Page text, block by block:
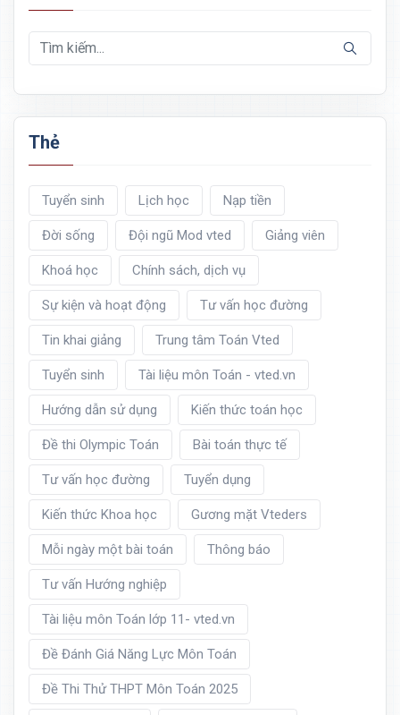
Thẻ
Tuyển sinh Lịch học Nạp tiền
Đời sống Đội ngũ Mod vted Giảng viên
Khoá học Chính sách, dịch vụ
Sự kiện và hoạt động Tư vấn học đường
Tin khai giảng Trung tâm Toán Vted
Tuyển sinh Tài liệu môn Toán - vted.vn
Hướng dẫn sử dụng Kiến thức toán học
Đề thi Olympic Toán Bài toán thực tế
Tư vấn học đường Tuyển dụng
Kiến thức Khoa học Gương mặt Vteders
Mỗi ngày một bài toán Thông báo
Tư vấn Hướng nghiệp
Tài liệu môn Toán lớp 11- vted.vn
Đề Đánh Giá Năng Lực Môn Toán
Đề Thi Thử THPT Môn Toán 2025